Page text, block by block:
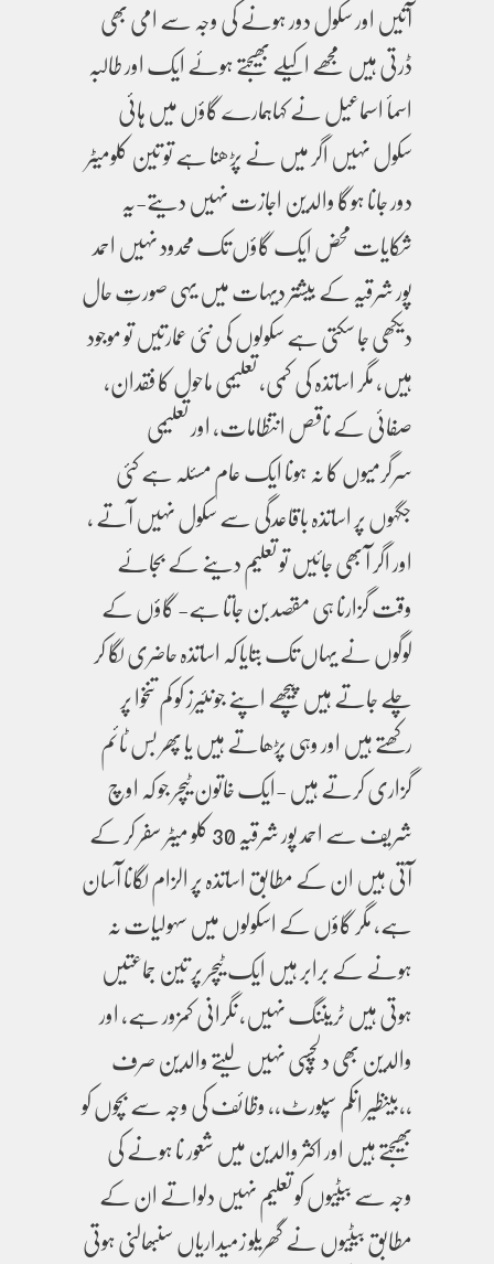
آتیں اور سکول دور ہونے کی وجہ سے امی بھی
ڈرتی ہیں مجھے اکیلے بھیجتے ہوئے ایک اور طالبہ
اسمأ اسماعیل نے کہاہمارے گاؤں میں ہائی
سکول نہیں اگر میں نے پڑھنا ہے تو تین کلومیٹر
دور جانا ہوگا والدین اجازت نہیں دیتے-یہ
شکایات محض ایک گاؤں تک محدود نہیں احمد
پور شرقیہ کے بیشتر دیہات میں یہی صورتِ حال
دیکھی جا سکتی ہے سکولوں کی نئی عمارتیں تو موجود
ہیں، مگر اساتذہ کی کمی، تعلیمی ماحول کا فقدان،
صفائی کے ناقص انتظامات، اور تعلیمی
سرگرمیوں کا نہ ہونا ایک عام مسئلہ ہے کئی
جگہوں پر اساتذہ باقاعدگی سے سکول نہیں آتے ،
اور اگر آ بھی جائیں تو تعلیم دینے کے بجائے
وقت گزارنا ہی مقصد بن جاتا ہے- گاؤں کے
لوگوں نے یہاں تک بتایا کہ اساتذہ حاضری لگا کر
چلے جاتے ہیں پیچھے اپنے جونئیرز کو کم تنخوا پر
رکھتے ہیں اور وہی پڑھاتے ہیں یا پھر بس ٹائم
گزاری کرتے ہیں -ایک خاتون ٹیچر جو کہ اوچ
شریف سے احمد پور شرقیہ 30 کلو میٹر سفر کر کے
آتی ہیں ان کے مطابق اساتذہ پر الزام لگانا آسان
ہے، مگر گاؤں کے اسکولوں میں سہولیات نہ
ہونے کے برابر ہیں ایک ٹیچر پر تین جماعتیں
ہوتی ہیں ٹریننگ نہیں، نگرانی کمزور ہے، اور
والدین بھی دلچسپی نہیں لیتے والدین صرف
،،بینظیر انکم سپورٹ،، وظائف کی وجہ سے بچوں کو
بھیجتے ہیں اور اکثر والدین میں شعور نا ہونے کی
وجہ سے بیٹیوں کو تعلیم نہیں دلواتے ان کے
مطابق بیٹیوں نے گھریلو زمیداریاں سنبھالنی ہوتی